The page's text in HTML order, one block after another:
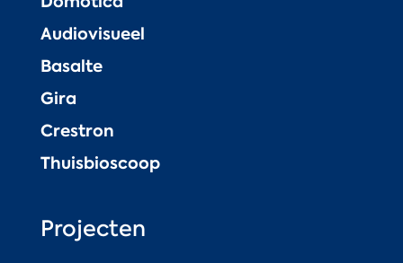
Audiovisueel
Basalte
Gira
Crestron
Thuisbioscoop
Projecten